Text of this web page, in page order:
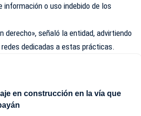
o uso indebido de los
derecho», señaló la entidad, advirtiendo
dedicadas a estas prácticas.
en construcción en la vía que